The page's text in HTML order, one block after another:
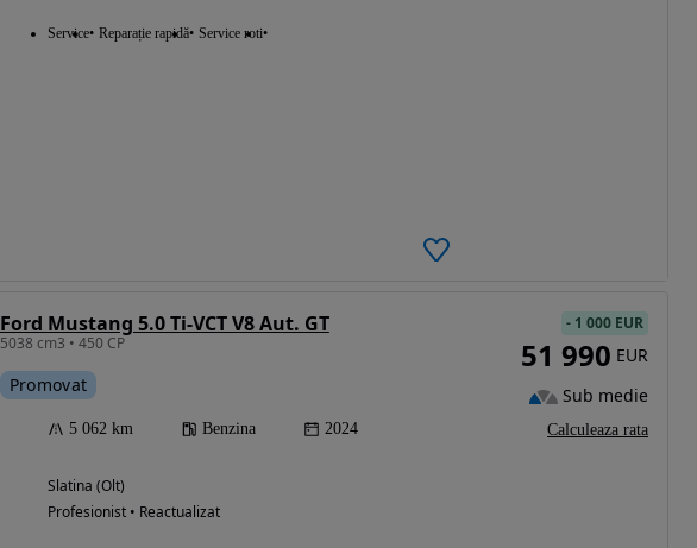
Service Reparație rapidă Service roti
Ford Mustang 5.0 Ti-VCT V8 Aut. GT
5038 cm3 • 450 CP
Promovat
5 062 km Benzina 2024
Slatina (Olt)
Profesionist • Reactualizat
- 1 000 EUR
51 990 EUR
Sub medie
Calculeaza rata